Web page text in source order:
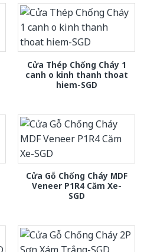
Cửa Thép Chống Cháy 1
canh o kinh thanh thoat
hiem-SGD
Cửa Gỗ Chống Cháy MDF
Veneer P1R4 Căm Xe-
SGD